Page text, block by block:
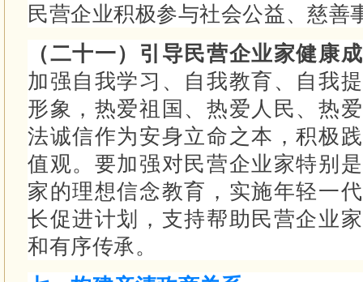
民营企业积极参与社会公益、慈善
（二十一）引导民营企业家健康
加强自我学习、自我教育、自我
形象，热爱祖国、热爱人民、热
法诚信作为安身立命之本，积极
值观。 要加强对民营企业家特别
家的理想信念教育，实施年轻一
长促进计划，支持帮助民营企业
和有序传承。